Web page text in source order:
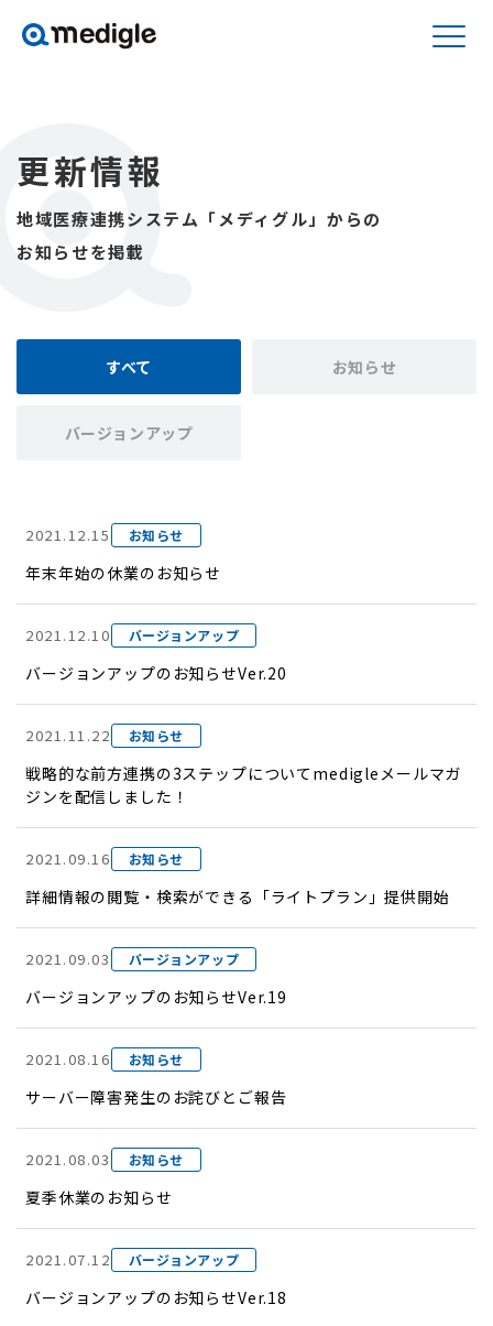
更新情報
地域医療連携システム「メディグル」からの
お知らせを掲載
すべて お知らせ
バージョンアップ
2021.12.15 お知らせ
年末年始の休業のお知らせ
2021.12.10 バージョンアップ
バージョンアップのお知らせVer.20
2021.11.22 お知らせ
戦略的な前方連携の3ステップについてmedigleメールマガ
ジンを配信しました！
2021.09.16 お知らせ
詳細情報の閲覧・検索ができる「ライトプラン」提供開始
2021.09.03 バージョンアップ
バージョンアップのお知らせVer.19
2021.08.16 お知らせ
サーバー障害発生のお詫びとご報告
2021.08.03 お知らせ
夏季休業のお知らせ
2021.07.12 バージョンアップ
バージョンアップのお知らせVer.18